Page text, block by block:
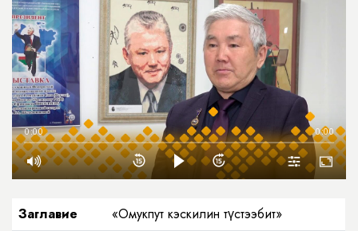
0:00 0:00
Заглавие
«Омукпут кэскилин түстээбит»